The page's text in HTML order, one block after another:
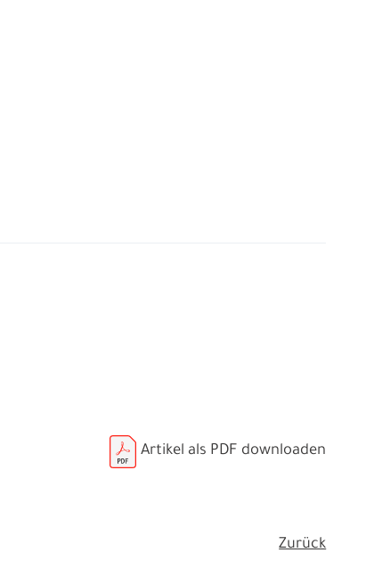
Artikel als PDF downloaden
Zurück